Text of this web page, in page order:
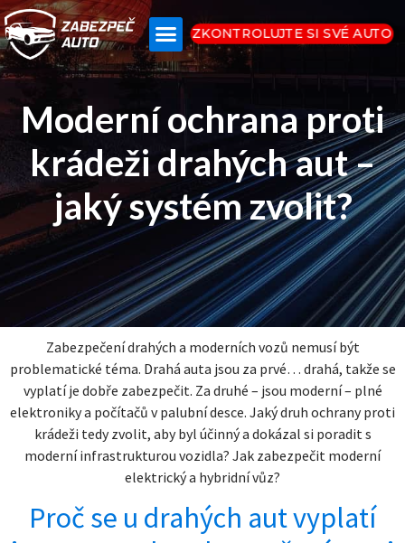
ZKONTROLUJTE SI SVÉ AUTO
Moderní ochrana proti
krádeži drahých aut –
jaký systém zvolit?
Zabezpečení drahých a moderních vozů nemusí být
problematické téma. Drahá auta jsou za prvé… drahá, takže se
vyplatí je dobře zabezpečit. Za druhé – jsou moderní – plné
elektroniky a počítačů v palubní desce. Jaký druh ochrany proti
krádeži tedy zvolit, aby byl účinný a dokázal si poradit s
moderní infrastrukturou vozidla? Jak zabezpečit moderní
elektrický a hybridní vůz?
Proč se u drahých aut vyplatí